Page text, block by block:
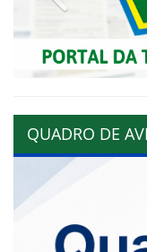
QUADRO DE